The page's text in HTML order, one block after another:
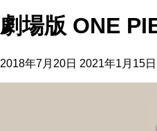
劇場版 ONE
2018年7月20日 2021年1月15日